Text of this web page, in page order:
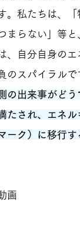
。私たちは、
まらない」等
、自分自身の
のスパイラル
の出来事がど
たされ、エネ
ーク）に移行す
画